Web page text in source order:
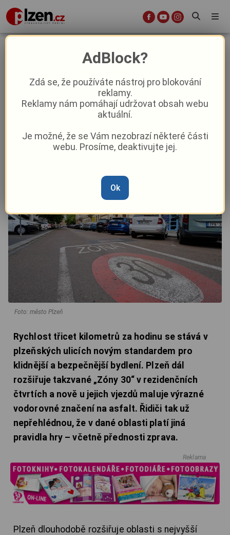
Plzeň šlape na brzdu. Zón s
třicítkou přibývá, řidiče na ně nově
upozorní i nápisy na silnici
Aktuality Z Plzně
Marie Osvaldová –22. 5.|09:36
Foto: město Plzeň
Rychlost třicet kilometrů za hodinu se stává v
plzeňských ulicích novým standardem pro
klidnější a bezpečnější bydlení. Plzeň dál
rozšiřuje takzvané „Zóny 30“ v rezidenčních
čtvrtích a nově u jejich vjezdů maluje výrazné
vodorovné značení na asfalt. Řidiči tak už
nepřehlédnou, že v dané oblasti platí jiná
pravidla hry – včetně přednosti zprava.
Reklama
Plzeň dlouhodobě rozšiřuje oblasti s nejvyšší
AdBlock?
Zdá se, že používáte nástroj pro blokování
reklamy.
Reklamy nám pomáhají udržovat obsah webu
aktuální.
Je možné, že se Vám nezobrazí některé části
webu. Prosíme, deaktivujte jej.
Ok